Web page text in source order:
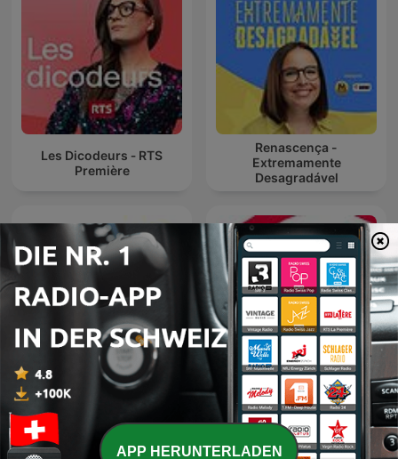
Les Dicodeurs ‐ RTS
Première
Renascença -
Extremamente
Desagradável
SWR3 Comedy
APP HERUNTERLADEN